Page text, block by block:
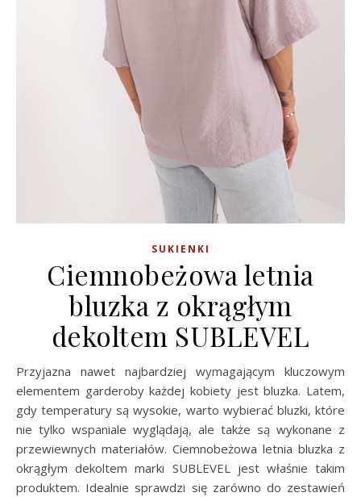
SUKIENKI
Ciemnobeżowa letnia
bluzka z okrągłym
dekoltem SUBLEVEL
Przyjazna nawet najbardziej wymagającym kluczowym
elementem garderoby każdej kobiety jest bluzka. Latem,
gdy temperatury są wysokie, warto wybierać bluzki, które
nie tylko wspaniale wyglądają, ale także są wykonane z
przewiewnych materiałów. Ciemnobeżowa letnia bluzka z
okrągłym dekoltem marki SUBLEVEL jest właśnie takim
produktem. Idealnie sprawdzi się zarówno do zestawień